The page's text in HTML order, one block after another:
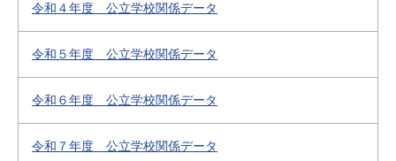
令和４年度 公立学校関係データ
令和５年度 公立学校関係データ
令和６年度 公立学校関係データ
令和７年度 公立学校関係データ